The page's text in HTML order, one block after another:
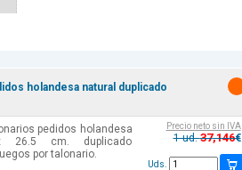
holandesa natural duplicado
pedidos holandesa
26.5 cm. duplicado
por talonario.
Precio neto sin IVA
1 ud.37,146€
Uds.